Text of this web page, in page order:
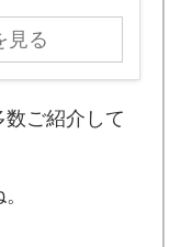
見る
ご紹介して